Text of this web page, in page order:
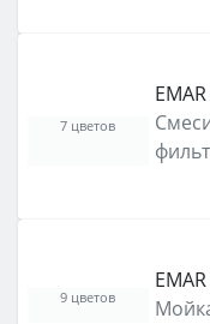
7 цветов
9 цветов